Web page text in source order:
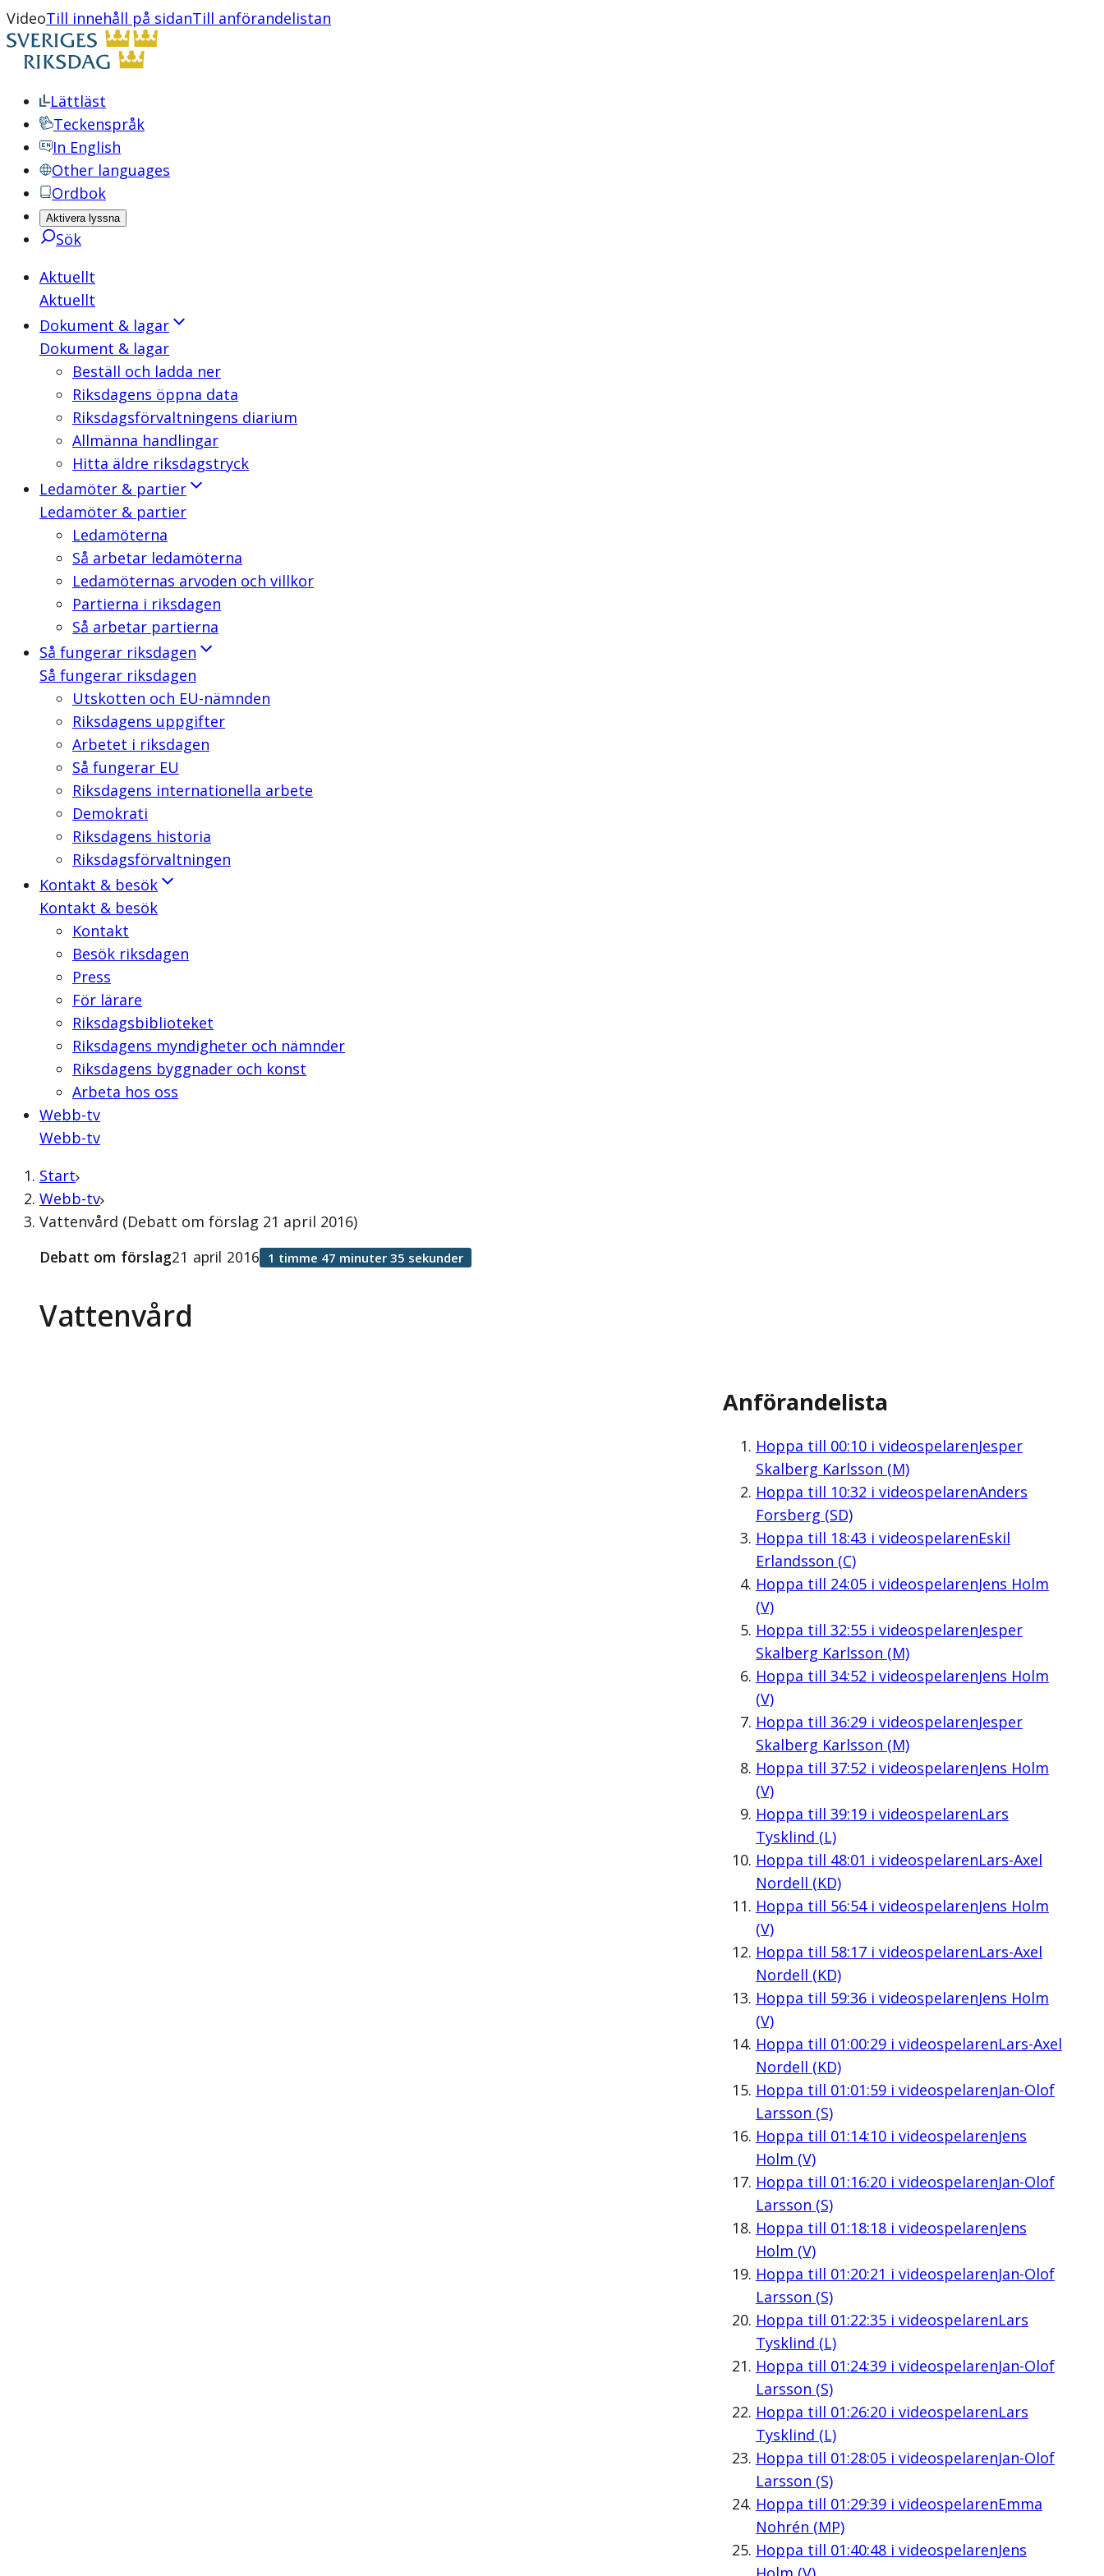
VideoTill innehåll på sidanTill anförandelistan
Lättläst
Teckenspråk
In English
Other languages
Ordbok
Aktivera lyssna
Sök
Aktuellt
Aktuellt
Dokument & lagar
Dokument & lagar
Beställ och ladda ner
Riksdagens öppna data
Riksdagsförvaltningens diarium
Allmänna handlingar
Hitta äldre riksdagstryck
Ledamöter & partier
Ledamöter & partier
Ledamöterna
Så arbetar ledamöterna
Ledamöternas arvoden och villkor
Partierna i riksdagen
Så arbetar partierna
Så fungerar riksdagen
Så fungerar riksdagen
Utskotten och EU-nämnden
Riksdagens uppgifter
Arbetet i riksdagen
Så fungerar EU
Riksdagens internationella arbete
Demokrati
Riksdagens historia
Riksdagsförvaltningen
Kontakt & besök
Kontakt & besök
Kontakt
Besök riksdagen
Press
För lärare
Riksdagsbiblioteket
Riksdagens myndigheter och nämnder
Riksdagens byggnader och konst
Arbeta hos oss
Webb-tv
Webb-tv
Start
Webb-tv
Vattenvård (Debatt om förslag 21 april 2016)
Vattenvård
Debatt om förslag21 april 2016 1 timme 47 minuter 35 sekunder
Anförandelista
Hoppa till 00:10i videospelarenJesper
Skalberg Karlsson (M)
Hoppa till 10:32 i videospelarenAnders
Forsberg (SD)
Hoppa till 18:43 i videospelarenEskil
Erlandsson (C)
Hoppa till 24:05i videospelarenJens Holm
(V)
Hoppa till 32:55i videospelarenJesper
Skalberg Karlsson (M)
Hoppa till 34:52 i videospelarenJens Holm
(V)
Hoppa till 36:29i videospelarenJesper
Skalberg Karlsson (M)
Hoppa till 37:52 i videospelarenJens Holm
(V)
Hoppa till 39:19i videospelarenLars
Tysklind (L)
Hoppa till 48:01 i videospelarenLars-Axel
Nordell (KD)
Hoppa till 56:54i videospelarenJens Holm
(V)
Hoppa till 58:17i videospelarenLars-Axel
Nordell (KD)
Hoppa till 59:36i videospelarenJens Holm
(V)
Hoppa till 01:00:29i videospelarenLars-Axel
Nordell (KD)
Hoppa till 01:01:59i videospelarenJan-Olof
Larsson (S)
Hoppa till 01:14:10i videospelarenJens
Holm (V)
Hoppa till 01:16:20i videospelarenJan-Olof
Larsson (S)
Hoppa till 01:18:18i videospelarenJens
Holm (V)
Hoppa till 01:20:21 i videospelarenJan-Olof
Larsson (S)
Hoppa till 01:22:35i videospelarenLars
Tysklind (L)
Hoppa till 01:24:39i videospelarenJan-Olof
Larsson (S)
Hoppa till 01:26:20i videospelarenLars
Tysklind (L)
Hoppa till 01:28:05i videospelarenJan-Olof
Larsson (S)
Hoppa till 01:29:39i videospelarenEmma
Nohrén (MP)
Hoppa till 01:40:48i videospelarenJens